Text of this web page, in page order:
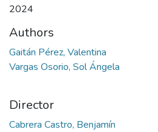
2024
Authors
Gaitán Pérez, Valentina
Vargas Osorio, Sol Ángela
Director
Cabrera Castro, Benjamín